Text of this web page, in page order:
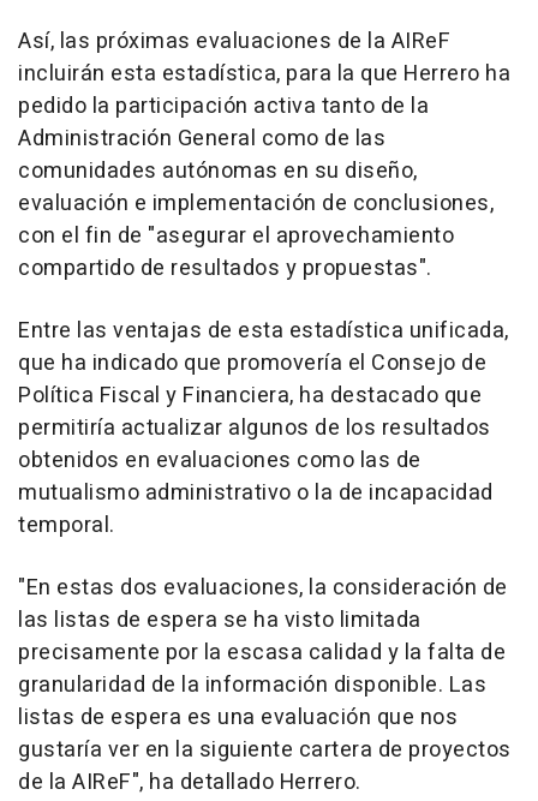
Así, las próximas evaluaciones de la AIReF
incluirán esta estadística, para la que Herrero ha
pedido la participación activa tanto de la
Administración General como de las
comunidades autónomas en su diseño,
evaluación e implementación de conclusiones,
con el fin de "asegurar el aprovechamiento
compartido de resultados y propuestas".
Entre las ventajas de esta estadística unificada,
que ha indicado que promovería el Consejo de
Política Fiscal y Financiera, ha destacado que
permitiría actualizar algunos de los resultados
obtenidos en evaluaciones como las de
mutualismo administrativo o la de incapacidad
temporal.
"En estas dos evaluaciones, la consideración de
las listas de espera se ha visto limitada
precisamente por la escasa calidad y la falta de
granularidad de la información disponible. Las
listas de espera es una evaluación que nos
gustaría ver en la siguiente cartera de proyectos
de la AIReF", ha detallado Herrero.